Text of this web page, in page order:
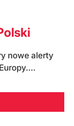
nowe alerty